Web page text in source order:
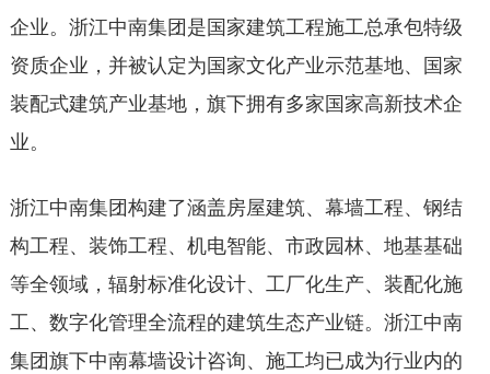
企业。浙江中南集团是国家建筑工程施工总承包特级
资质企业，并被认定为国家文化产业示范基地、国家
装配式建筑产业基地，旗下拥有多家国家高新技术企
业。
浙江中南集团构建了涵盖房屋建筑、幕墙工程、钢结
构工程、装饰工程、机电智能、市政园林、地基基础
等全领域，辐射标准化设计、工厂化生产、装配化施
工、数字化管理全流程的建筑生态产业链。浙江中南
集团旗下中南幕墙设计咨询、施工均已成为行业内的